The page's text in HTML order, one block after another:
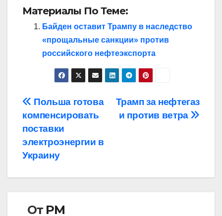
Материалы По Теме:
Байден оставит Трампу в наследство
«прощальные санкции» против
российского нефтеэкспорта
Навигация
по
записям
Трамп за нефтегаз
и против ветра
Польша готова
компенсировать
поставки
электроэнергии в
Украину
От РМ